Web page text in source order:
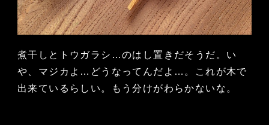
煮干しとトウガラシ…のはし置きだそうだ。い
や、マジカよ…どうなってんだよ…。これが木で
出来ているらしい。もう分けがわらかないな。